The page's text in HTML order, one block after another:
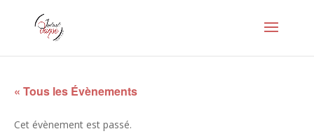
« Tous les Évènements
Cet évènement est passé.